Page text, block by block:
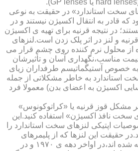
سخت استاندارد» در حقیقت به نوعی
که قادر به انتقال اکسیژن نیستند و در
در نتیجه قرنیه برای تهیه ی اکسیژن
و لنز در اثر پلک زدن است.لنزهای
از محلول نرم کننده روی چشم قرار می
مناسب،نگهداری آسان و تأثیرشان
به خصوص آستیگماتیسم طرفداران زیای
استاندارد به خاطر مشکلاتی از جمله
اکسیژن به اعضای بدن) معمولا فرد
مشکل قوز قرنیه یا «کراتوکونوس»
سخت نافذ اکسیژن» استفاده کنید.این
اپتیکی لنزهای سخت استاندارد را
حقیقت این لنزها که از پلیمرهای
نفوذپذیر به اکسیژن ساخته شده اند،در اواخر دهه ی ۱۹۷۰ و در